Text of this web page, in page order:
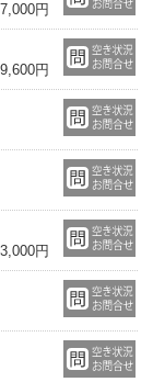
円
円
円